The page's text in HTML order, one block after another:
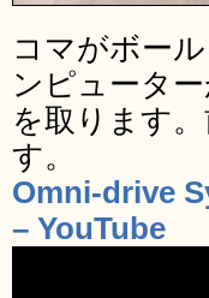
コマがボー
ンピュータ
を取ります
す。
Omni-drive
– YouTube